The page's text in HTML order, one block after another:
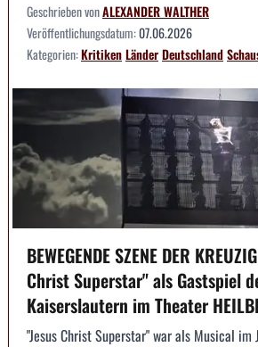
Geschrieben vonALEXANDER WALTHER
Veröffentlichungsdatum:07.06.2026
Kategorien:KritikenLänderDeutschland
BEWEGENDE SZENE DER
Christ Superstar" als Gastspiel
Kaiserslautern im Theater
"Jesus Christ Superstar" war als Musical im